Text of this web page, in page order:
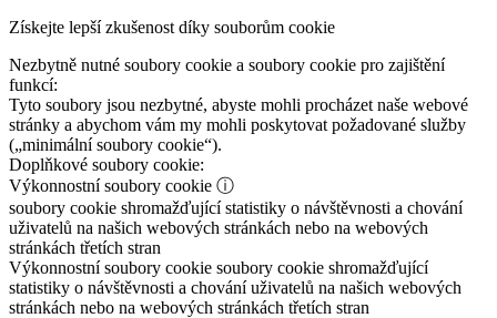
Získejte lepší zkušenost díky souborům cookie
Nezbytně nutné soubory cookie a soubory cookie pro zajištění
funkcí:
Tyto soubory jsou nezbytné, abyste mohli procházet naše webové
stránky a abychom vám my mohli poskytovat požadované služby
(„minimální soubory cookie“).
Doplňkové soubory cookie:
Výkonnostní soubory cookie ⓘ
soubory cookie shromažďující statistiky o návštěvnosti a chování
uživatelů na našich webových stránkách nebo na webových
stránkách třetích stran
Výkonnostní soubory cookie soubory cookie shromažďující
statistiky o návštěvnosti a chování uživatelů na našich webových
stránkách nebo na webových stránkách třetích stran